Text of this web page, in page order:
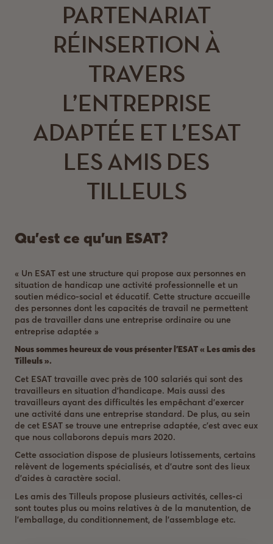
PARTENARIAT
RÉINSERTION À
TRAVERS
L’ENTREPRISE
ADAPTÉE ET L’ESAT
LES AMIS DES
TILLEULS
Qu’est ce qu’un ESAT?
« Un ESAT est une structure qui propose aux personnes en
situation de handicap une activité professionnelle et un
soutien médico-social et éducatif. Cette structure accueille
des personnes dont les capacités de travail ne permettent
pas de travailler dans une entreprise ordinaire ou une
entreprise adaptée »
Nous sommes heureux de vous présenter l’ESAT « Les amis des
Tilleuls ».
Cet ESAT travaille avec près de 100 salariés qui sont des
travailleurs en situation d’handicape. Mais aussi des
travailleurs ayant des difficultés les empêchant d’exercer
une activité dans une entreprise standard. De plus, au sein
de cet ESAT se trouve une entreprise adaptée, c’est avec eux
que nous collaborons depuis mars 2020.
Cette association dispose de plusieurs lotissements, certains
relèvent de logements spécialisés, et d’autre sont des lieux
d’aides à caractère social.
Les amis des Tilleuls propose plusieurs activités, celles-ci
sont toutes plus ou moins relatives à de la manutention, de
l’emballage, du conditionnement, de l’assemblage etc.